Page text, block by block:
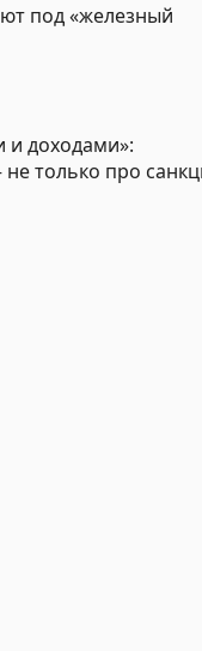
под «железный
и доходами»:
только про